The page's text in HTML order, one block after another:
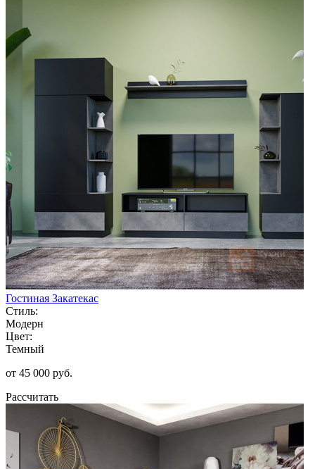
Гостиная Закатекас
Стиль:
Модерн
Цвет:
Темный
от 45 000 руб.
Рассчитать